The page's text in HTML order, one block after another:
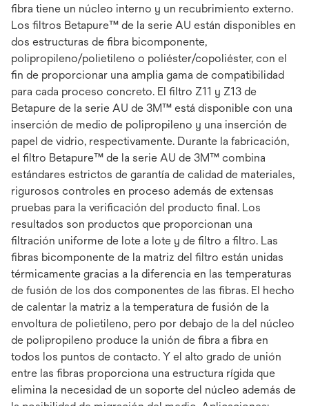
fibra tiene un núcleo interno y un recubrimiento externo.
Los filtros Betapure™ de la serie AU están disponibles en
dos estructuras de fibra bicomponente,
polipropileno/polietileno o poliéster/copoliéster, con el
fin de proporcionar una amplia gama de compatibilidad
para cada proceso concreto. El filtro Z11 y Z13 de
Betapure de la serie AU de 3M™ está disponible con una
inserción de medio de polipropileno y una inserción de
papel de vidrio, respectivamente. Durante la fabricación,
el filtro Betapure™ de la serie AU de 3M™ combina
estándares estrictos de garantía de calidad de materiales,
rigurosos controles en proceso además de extensas
pruebas para la verificación del producto final. Los
resultados son productos que proporcionan una
filtración uniforme de lote a lote y de filtro a filtro. Las
fibras bicomponente de la matriz del filtro están unidas
térmicamente gracias a la diferencia en las temperaturas
de fusión de los dos componentes de las fibras. El hecho
de calentar la matriz a la temperatura de fusión de la
envoltura de polietileno, pero por debajo de la del núcleo
de polipropileno produce la unión de fibra a fibra en
todos los puntos de contacto. Y el alto grado de unión
entre las fibras proporciona una estructura rígida que
elimina la necesidad de un soporte del núcleo además de